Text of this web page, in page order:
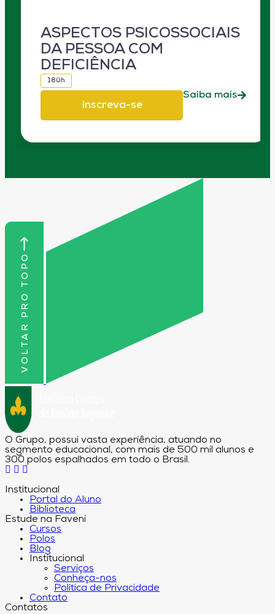
ASPECTOS PSICOSSOCIAIS
DA PESSOA COM
DEFICIÊNCIA
180h
Inscreva-se
Saiba mais
VOLTAR PRO TOPO
O Grupo, possui vasta experiência, atuando no
segmento educacional, com mais de 500 mil alunos e
300 polos espalhados em todo o Brasil.
Institucional
Portal do Aluno
Biblioteca
Estude na Faveni
Cursos
Polos
Blog
Institucional
Serviços
Conheça-nos
Política de Privacidade
Contato
Contatos